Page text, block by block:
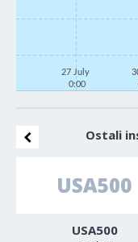
27 July
0:00
Ostali
USA500